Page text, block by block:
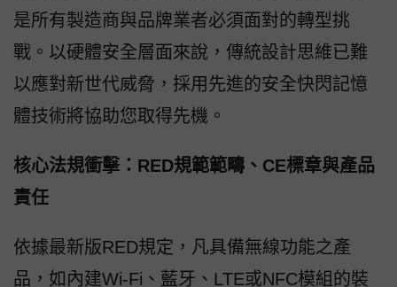
是所有製造商與品牌業者必須面對的轉型挑
戰。以硬體安全層面來說，傳統設計思維已難
以應對新世代威脅，採用先進的安全快閃記憶
體技術將協助您取得先機。
核心法規衝擊：RED規範範疇、CE標章與產品
責任
依據最新版RED規定，凡具備無線功能之產
品，如內建Wi-Fi、藍牙、LTE或NFC模組的裝